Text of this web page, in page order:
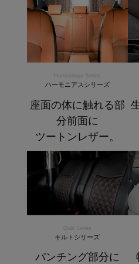
Harmonious Series
ハーモニアスシリーズ
座面の体に触れる部
分前面に
ツートンレザー。
Quilt Series
キルトシリーズ
パンチング部分に